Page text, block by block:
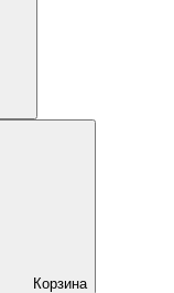
Корзина